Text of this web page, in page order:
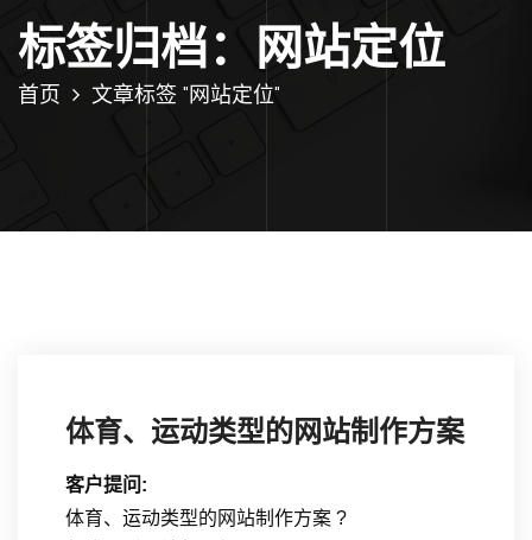
标签归档：网站定位
首页 文章标签 "网站定位"
体育、运动类型的网站制作方案
客户提问:
体育、运动类型的网站制作方案 ?